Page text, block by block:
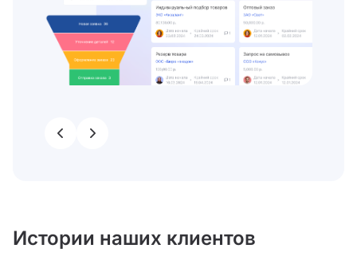
Истории наших клиентов